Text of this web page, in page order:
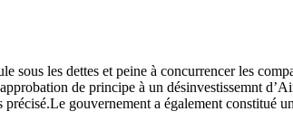
les dettes et peine à concurrencer les
de principe à un désinvestissemnt
gouvernement a également constitué